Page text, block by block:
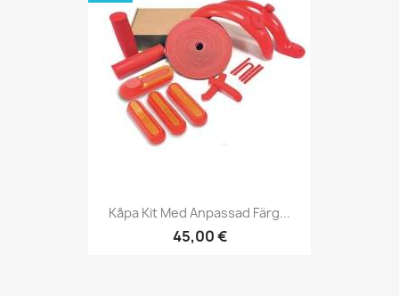
Kåpa Kit Med Anpassad Färg...
45,00 €